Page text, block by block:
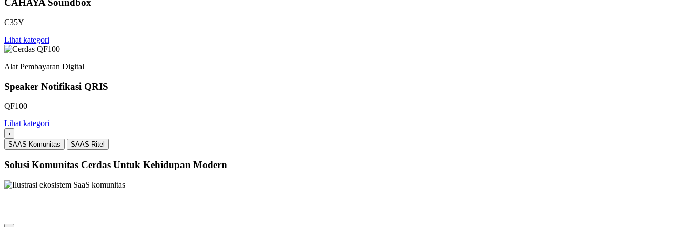
CAHAYA Soundbox
C35Y
Lihat kategori
Alat Pembayaran Digital
Speaker Notifikasi QRIS
QF100
Lihat kategori
›
SAAS Komunitas
SAAS Ritel
Solusi Komunitas Cerdas Untuk Kehidupan Modern